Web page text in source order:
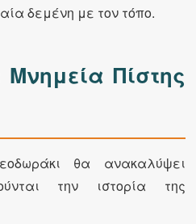
δεμένη με τον τόπο.
Πίστης
θα ανακαλύψει
την ιστορία της